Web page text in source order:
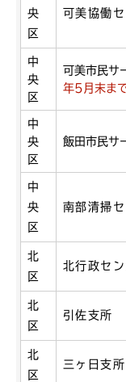
央
区
可美協働
中
央
区
可美市民サ
年5月末ま
中
央
区
飯田市民サ
中
央
区
南部清掃
北
区
北行政セ
北
区
引佐支所
北
区
三ヶ日支所